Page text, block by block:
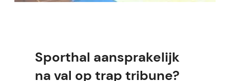
Sporthal aansprakelijk
na val op trap tribune?